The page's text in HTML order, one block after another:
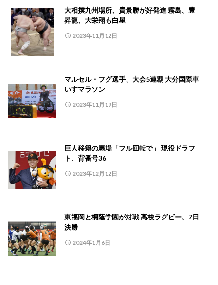
大相撲九州場所、貴景勝が好発進 霧島、豊
昇龍、大栄翔も白星
2023年11月12日
マルセル・フグ選手、大会5連覇 大分国際車
いすマラソン
2023年11月19日
巨人移籍の馬場「フル回転で」 現役ドラフ
ト、背番号36
2023年12月12日
東福岡と桐蔭学園が対戦 高校ラグビー、7日
決勝
2024年1月6日